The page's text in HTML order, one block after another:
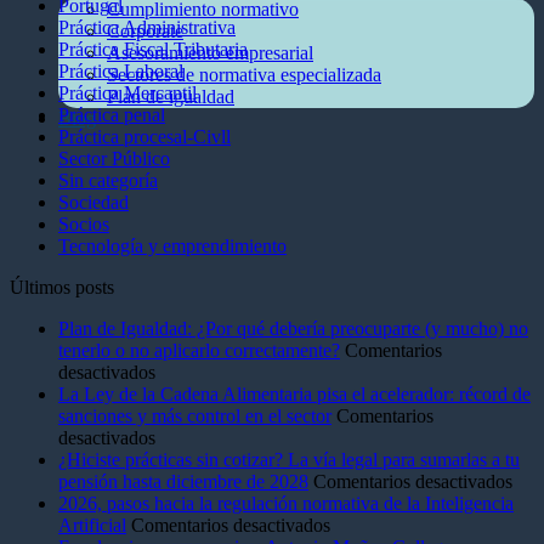
Cumplimiento normativo
Corporate
Asesoramiento empresarial
Sectores de normativa especializada
Plan de igualdad
Blog
Portugal
Práctica Administrativa
Práctica Fiscal Tributaria
Práctica Laboral
Práctica Mercantil
Práctica penal
Práctica procesal-Civll
Sector Público
Sin categoría
Sociedad
Socios
Tecnología y emprendimiento
Últimos posts
Plan de Igualdad: ¿Por qué debería preocuparte (y mucho) no
tenerlo o no aplicarlo correctamente? Comentarios
desactivadosen
Plan
de
Igualdad:
¿Por
qué
debería
preocuparte
La Ley de la Cadena Alimentaria pisa el acelerador: récord de
sanciones y más control en el sector Comentarios
desactivadosen
La
Ley
de
la
¿Hiciste prácticas sin cotizar? La vía legal para sumarlas a tu
pensión hasta diciembre de 2028 Comentarios desactivadosen
2026, pasos hacia la regulación normativa de la Inteligencia
Artificial Comentarios desactivadosen